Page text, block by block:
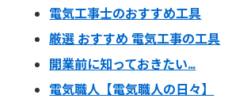
電気工事士のおすすめ工具
厳選 おすすめ 電気工事の工具
開業前に知っておきたい…
電気職人【電気職人の日々】